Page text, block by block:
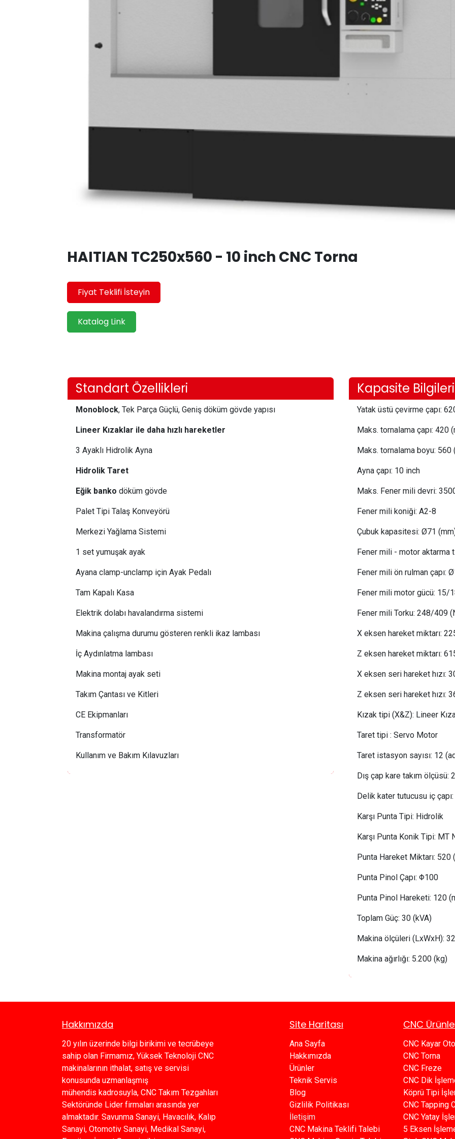
HAITIAN TC250x560 - 10 inch CNC Torna
Fiyat Teklifi İsteyin
Katalog Link
Standart Özellikleri
Monoblock, Tek Parça Güçlü, Geniş döküm gövde yapısı
Lineer Kızaklar ile daha hızlı hareketler
3 Ayaklı Hidrolik Ayna
Hidrolik Taret
Eğik banko döküm gövde
Palet Tipi Talaş Konveyörü
Merkezi Yağlama Sistemi
1 set yumuşak ayak
Ayana clamp-unclamp için Ayak Pedalı
Tam Kapalı Kasa
Elektrik dolabı havalandırma sistemi
Makina çalışma durumu gösteren renkli ikaz lambası
İç Aydınlatma lambası
Makina montaj ayak seti
Takım Çantası ve Kitleri
CE Ekipmanları
Transformatör
Kullanım ve Bakım Kılavuzları
Kapasite Bilgileri
Yatak üstü çevirme çapı:
Maks. tornalama çapı: 420
Maks. tornalama boyu: 560
Ayna çapı: 10 inch
Maks. Fener mili devri: 3
Fener mili koniği: A2-8
Çubuk kapasitesi: Ø71
Fener mili - motor aktarma
Fener mili ön rulman çapı:
Fener mili motor gücü: 15/
Fener mili Torku: 248/409
X eksen hareket miktarı:
Z eksen hareket miktarı:
X eksen seri hareket hızı:
Z eksen seri hareket hızı:
Kızak tipi (X&Z): Lineer
Taret tipi : Servo Motor
Taret istasyon sayısı: 12
Dış çap kare takım ölçüsü:
Delik kater tutucusu iç çapı:
Karşı Punta Tipi: Hidrolik
Karşı Punta Konik Tipi: MT
Punta Hareket Miktarı: 520
Punta Pinol Çapı: Φ100
Punta Pinol Hareketi: 120
Toplam Güç: 30 (kVA)
Makina ölçüleri (LxWxH):
Makina ağırlığı: 5.200 (kg)
Hakkımızda
20 yılın üzerinde bilgi birikimi ve tecrübeye
sahip olan Firmamız, Yüksek Teknoloji CNC
makinalarının ithalat, satış ve servisi
konusunda uzmanlaşmış
mühendis kadrosuyla, CNC Takım Tezgahları
Sektöründe Lider firmaları arasında yer
almaktadır. Savunma Sanayi, Havacılık, Kalıp
Sanayi, Otomotiv Sanayi, Medikal Sanayi,
CNC
CNC Kayar
CNC Torna
CNC Freze
CNC Dik
Köprü Tipi
C​​NC Tapping
CNC Yatay
5 Eksen
Site Haritası
Ana Sayfa​​
Hakkımızda
Ürünler​
Teknik Servis
Blog​​
Gizlilik Politikası​​
İletişim
CNC Makina Teklifi Talebi